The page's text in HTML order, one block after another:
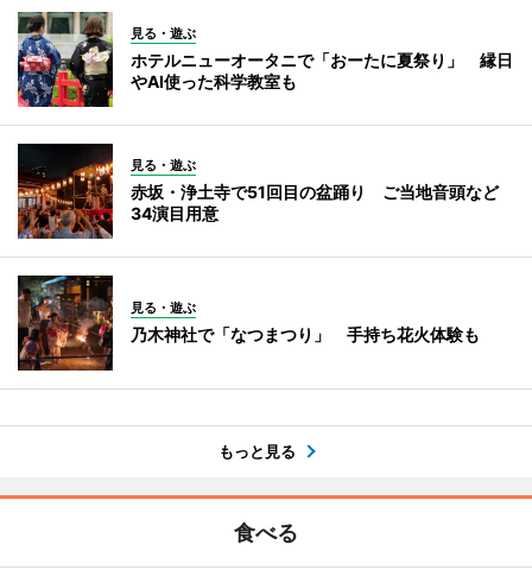
見る・遊ぶ
ホテルニューオータニで「おーたに夏祭り」 縁日
やAI使った科学教室も
見る・遊ぶ
赤坂・浄土寺で51回目の盆踊り ご当地音頭など
34演目用意
見る・遊ぶ
乃木神社で「なつまつり」 手持ち花火体験も
もっと見る
食べる